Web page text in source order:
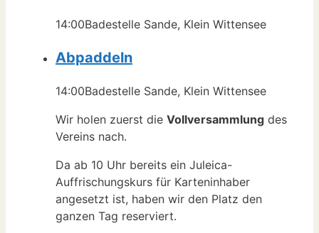
14:00Badestelle Sande, Klein Wittensee
Abpaddeln
14:00Badestelle Sande, Klein Wittensee
Wir holen zuerst die Vollversammlung des
Vereins nach.
Da ab 10 Uhr bereits ein Juleica-
Auffrischungskurs für Karteninhaber
angesetzt ist, haben wir den Platz den
ganzen Tag reserviert.